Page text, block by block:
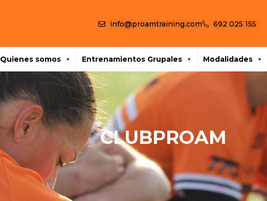
info@proamtraining.com 692 025 155
Quienes somos Entrenamientos Grupales Modalidades
CLUBPROAM